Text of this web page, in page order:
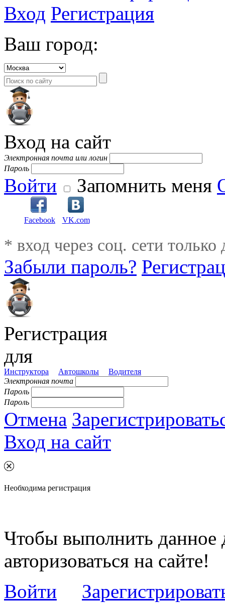
Вход Регистрация
Ваш город:
Вход на сайт
Электронная почта или логин
Пароль
Войти Запомнить меня
Facebook VK.com
* вход через соц. сети
Забыли пароль?
Регистрация
для
Инструктора Автошколы
Водителя
Электронная почта
Пароль
Пароль
Отмена
Вход на сайт
Необходима регистрация
Чтобы выполнить данное
авторизоваться на сайте!
Войти